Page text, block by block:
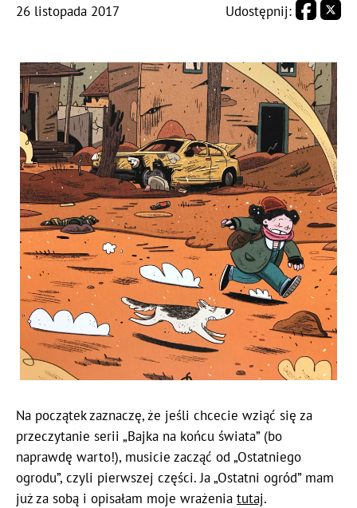
26 listopada 2017 Udostępnij:
Na początek zaznaczę, że jeśli chcecie wziąć się za
przeczytanie serii „Bajka na końcu świata” (bo
naprawdę warto!), musicie zacząć od „Ostatniego
ogrodu”, czyli pierwszej części. Ja „Ostatni ogród” mam
już za sobą i opisałam moje wrażenia tutaj.